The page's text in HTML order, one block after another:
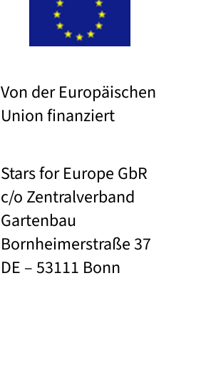
Von der Europäischen
Union finanziert
Stars for Europe GbR
c/o Zentralverband
Gartenbau
Bornheimerstraße 37
DE – 53111 Bonn